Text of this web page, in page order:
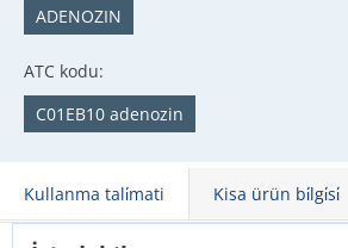
ADENOZIN
ATC kodu:
C01EB10 adenozin
Kullanma tali̇mati Kisa ürün bi̇lgi̇si̇